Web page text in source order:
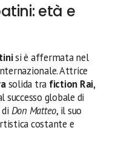
età e
si è affermata nel
Attrice
solida tra fiction Rai,
successo globale di
Don Matteo, il suo
costante e